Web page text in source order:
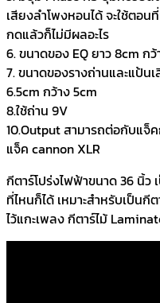
เสียงลำโพงหอนได้ จะใช้ตอ
กดแล้วก็ไม่มีผลอะไร
6. ขนาดของ EQ ยาว 8cm กว้
7. ขนาดของรางถ่านและแป้
6.5cm กว้าง 5cm
8.ใช้ถ่าน 9V
10.Output สามารถต่อกับแจ็
แจ็ค cannon XLR
กีตาร์โปร่งไฟฟ้าขนาด 36 นิ้ว
ที่ไหนก็ได้ เหมาะสำหรับเป็น
ไว้แกะเพลง กีตาร์ไม้